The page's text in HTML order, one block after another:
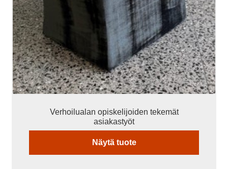
Verhoilualan opiskelijoiden tekemät
asiakastyöt
Näytä tuote